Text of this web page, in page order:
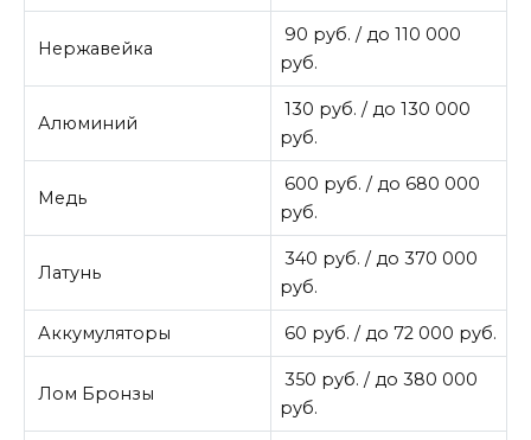
Нержавейка
90 руб. / до 110 000
руб.
Алюминий
130 руб. / до 130 000
руб.
Медь
600 руб. / до 680 000
руб.
Латунь
340 руб. / до 370 000
руб.
Аккумуляторы 60 руб. / до 72 000 руб.
Лом Бронзы
350 руб. / до 380 000
руб.